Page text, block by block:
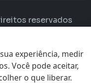
reservados
experiência, medir
Você pode aceitar,
o que liberar.